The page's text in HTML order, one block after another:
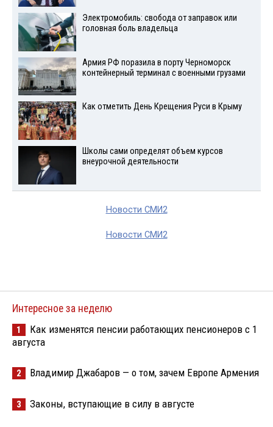
Электромобиль: свобода от заправок или
головная боль владельца
Армия РФ поразила в порту Черноморск
контейнерный терминал с военными грузами
Как отметить День Крещения Руси в Крыму
Школы сами определят объем курсов
внеурочной деятельности
Новости СМИ2
Новости СМИ2
Интересное за неделю
1
Как изменятся пенсии работающих пенсионеров с 1
августа
2 Владимир Джабаров — о том, зачем Европе Армения
3 Законы, вступающие в силу в августе